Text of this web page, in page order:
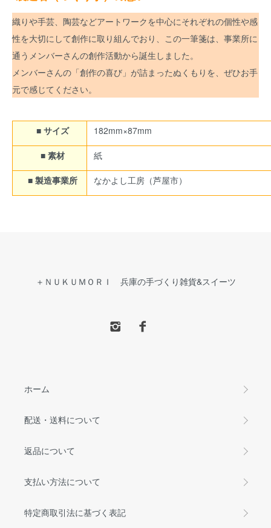
織りや手芸、陶芸などアートワークを中心にそれぞれの個性や感
性を大切にして創作に取り組んでおり、この一筆箋は、事業所に
通うメンバーさんの創作活動から誕生しました。
メンバーさんの「創作の喜び」が詰まったぬくもりを、ぜひお手
元で感じてください。
■ サイズ 182mm×87mm
■ 素材 紙
■ 製造事業所 なかよし工房（芦屋市）
＋ＮＵＫＵＭＯＲＩ 兵庫の手づくり雑貨&スイーツ
ホーム
配送・送料について
返品について
支払い方法について
特定商取引法に基づく表記